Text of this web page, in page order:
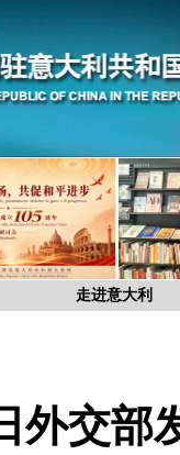
走进意大利
外交